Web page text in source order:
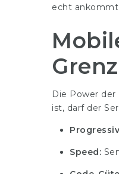
echt
Die Power der
ist, darf der
Speed: